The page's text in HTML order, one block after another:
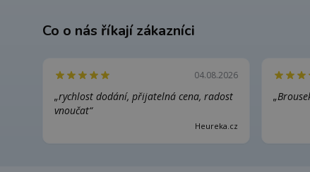
Co o nás říkají zákazníci
04.08.2026
„rychlost dodání, přijatelná cena, radost
vnoučat“
Heureka.cz